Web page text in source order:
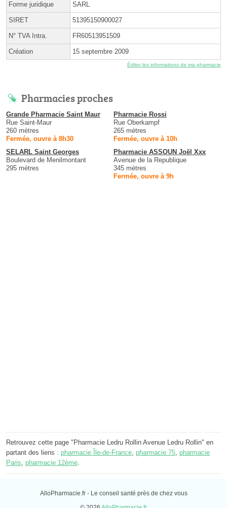
Forme juridique SARL
SIRET 51395150900027
N° TVA Intra. FR60513951509
Création 15 septembre 2009
Éditer les informations de ma pharmacie
Pharmacies proches
Grande Pharmacie Saint Maur
Rue Saint-Maur
260 mètres
Fermée, ouvre à 8h30
Pharmacie Rossi
Rue Oberkampf
265 mètres
Fermée, ouvre à 10h
SELARL Saint Georges
Boulevard de Menilmontant
295 mètres
Pharmacie ASSOUN Joël Xxx
Avenue de la Republique
345 mètres
Fermée, ouvre à 9h
Retrouvez cette page "Pharmacie Ledru Rollin Avenue Ledru Rollin" en
partant des liens : pharmacie Île-de-France, pharmacie 75, pharmacie
Paris, pharmacie 12ème.
AlloPharmacie.fr - Le conseil santé près de chez vous